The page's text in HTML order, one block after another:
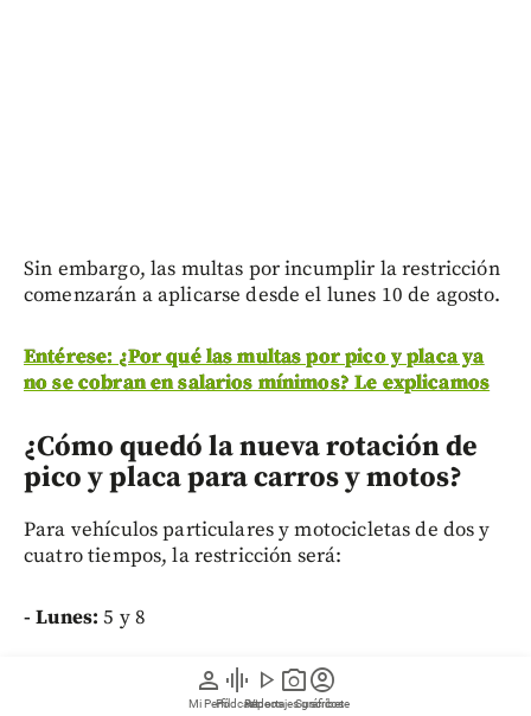
person
Mi Perfil
graphic_eq
Pódcast
play_arrow
Videos
photo_camera
Reportajes gráficos
account_circle
Suscríbete
Sin embargo, las multas por incumplir la restricción
comenzarán a aplicarse desde el lunes 10 de agosto.
Entérese: ¿Por qué las multas por pico y placa ya
no se cobran en salarios mínimos? Le explicamos
¿Cómo quedó la nueva rotación de
pico y placa para carros y motos?
Para vehículos particulares y motocicletas de dos y
cuatro tiempos, la restricción será:
- Lunes: 5 y 8